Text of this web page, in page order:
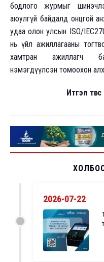
бодлого журмыг
аюулгүй байдалд онцгой
удаа олон улсын ISO/
нь үйл ажиллагааны
хамтран ажиллагч
нэмэгдүүлсэн томоохон
Итгэл
2026-07-22